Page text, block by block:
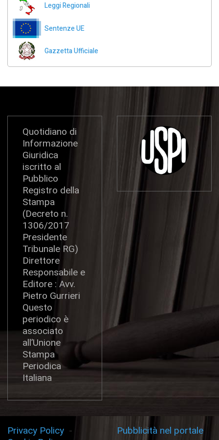
Leggi Regionali
Sentenze UE
Gazzetta Ufficiale
Quotidiano di
Informazione
Giuridica
iscritto al
Pubblico
Registro della
Stampa
(Decreto n.
1306/2017
Presidente
Tribunale RG)
Direttore
Responsabile e
Editore : Avv.
Pietro Gurrieri
Questo
periodico è
associato
all’Unione
Stampa
Periodica
Italiana
Privacy Policy -
Pubblicità nel portale